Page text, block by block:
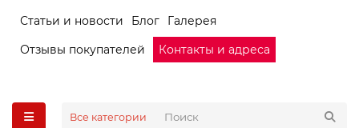
Статьи и новости
Блог
Галерея
Отзывы покупателей
Контакты и адреса
Все категории